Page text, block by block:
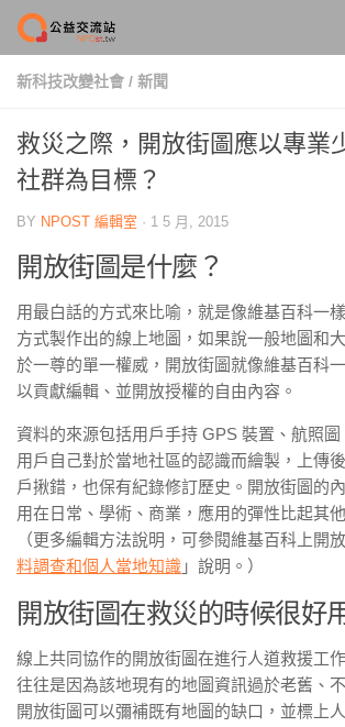
Skip to content
新科技改變社會 / 新聞
救災之際，開放街圖應以專業
社群為目標？
BY NPOST 編輯室 · 1 5 月, 2015
開放街圖是什麼？
用最白話的方式來比喻，就是像維基百科一樣
方式製作出的線上地圖，如果說一般地圖和
於一尊的單一權威，開放街圖就像維基百科
以貢獻編輯、並開放授權的自由內容。
資料的來源包括用戶手持 GPS 裝置、航照圖
用戶自己對於當地社區的認識而繪製，上傳
戶揪錯，也保有紀錄修訂歷史。開放街圖的
用在日常、學術、商業，應用的彈性比起其
（更多編輯方法說明，可參閱維基百科上開
料調查和個人當地知識 」說明。）
開放街圖在救災的時候很好
線上共同協作的開放街圖在進行人道救援工
往往是因為該地現有的地圖資訊過於老舊、
開放街圖可以彌補既有地圖的缺口，並標上